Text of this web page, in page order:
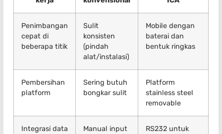
Penimbangan
cepat di
beberapa titik
Sulit
konsisten
(pindah
alat/instalasi)
Mobile dengan
baterai dan
bentuk ringkas
Pembersihan
platform
Sering butuh
bongkar sulit
Platform
stainless steel
removable
Integrasi data
Manual input
RS232 untuk